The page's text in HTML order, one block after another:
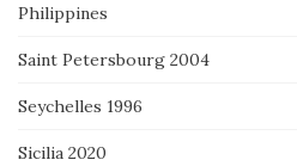
Philippines
Saint Petersbourg 2004
Seychelles 1996
Sicilia 2020